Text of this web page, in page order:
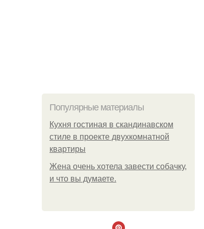
Популярные материалы
Кухня гостиная в скандинавском
стиле в проекте двухкомнатной
квартиры
Жена очень хотела завести собачку,
и что вы думаете.